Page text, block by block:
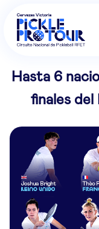
Hasta 6
finales